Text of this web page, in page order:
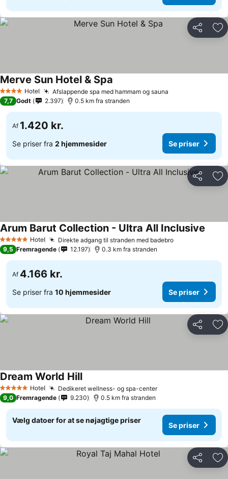
Del
4 StjernerHotel Afslappende spa med hammam og sauna
Merve Sun Hotel & Spa
7,7 Godt 2.397 0.5 km fra stranden
Af 1.420 kr.
Se priser fra 2 hjemmesider Se priser
Del
5 Stjerner Hotel Direkte adgang til stranden med badebro
Arum Barut Collection - Ultra All Inclusive
9,5 Fremragende 12.197 0.3 km fra stranden
Af 4.166 kr.
Se priser fra 10 hjemmesider Se priser
Del
5 Stjerner Hotel Dedikeret wellness- og spa-center
Dream World Hill
9,0 Fremragende 9.230 0.5 km fra stranden
Vælg datoer for at se nøjagtige priser
Se priser
Del